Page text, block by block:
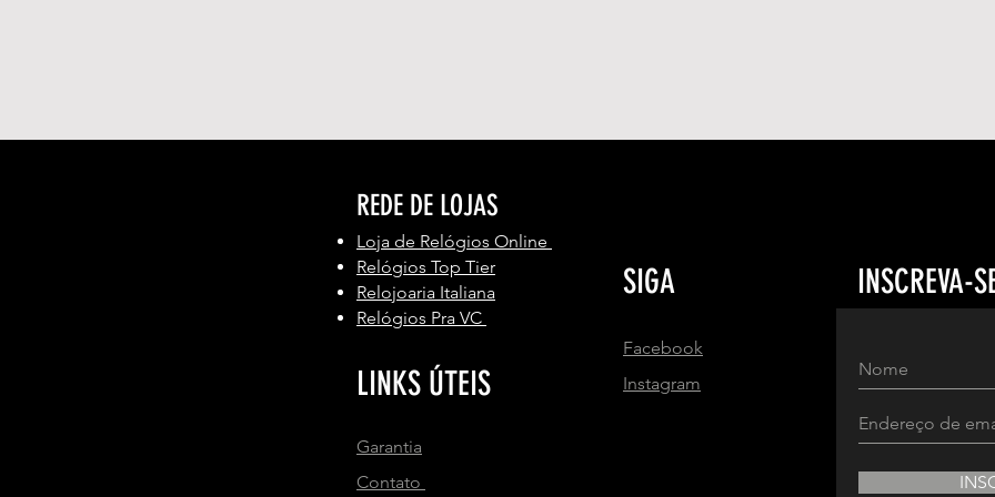
REDE DE LOJAS
Loja de Relógios Online
Relógios Top Tier
Relojoaria Italiana
Relógios Pra VC
LINKS ÚTEIS
Garantia
Contato
SIGA
Facebook
Instagram
INSCREVA-